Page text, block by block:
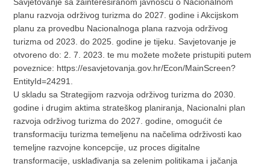
planu razvoja održivog turizma do 2027. godine i Akcijskom
planu za provedbu Nacionalnoga plana razvoja održivog
turizma od 2023. do 2025. godine je tijeku. Savjetovanje je
otvoreno do: 2. 7. 2023. te mu možete možete pristupiti putem
poveznice: https://esavjetovanja.gov.hr/Econ/MainScreen?
EntityId=24291.
U skladu sa Strategijom razvoja održivog turizma do 2030.
godine i drugim aktima strateškog planiranja, Nacionalni plan
razvoja održivog turizma do 2027. godine, omogućit će
transformaciju turizma temeljenu na načelima održivosti kao
temeljne razvojne koncepcije, uz proces digitalne
transformacije, usklađivanja sa zelenim politikama i jačanja